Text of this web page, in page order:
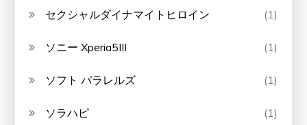
セクシャルダイナマイトヒロイン (1)
ソニー Xperia5III (1)
ソフト パラレルズ (1)
ソラハピ (1)